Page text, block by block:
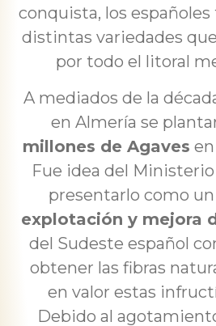
conquista, los
distintas variedades
por todo el litoral
A mediados de la
en Almería se
millones de Agaves
Fue idea del
presentarlo como
explotación y mejora
del Sudeste español
obtener las fibras
en valor estas
Debido al